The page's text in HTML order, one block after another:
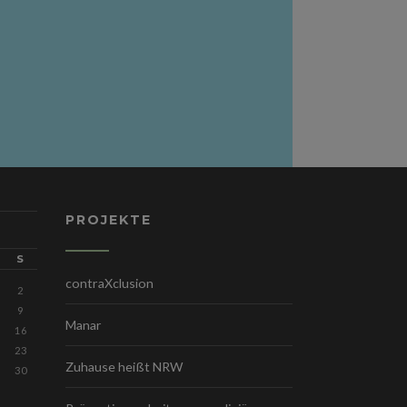
S
2
9
16
23
30
PROJEKTE
contraXclusion
Manar
Zuhause heißt NRW